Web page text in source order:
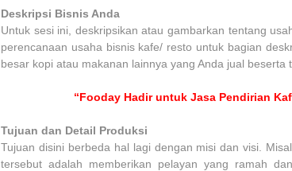
Deskripsi Bisnis Anda
Untuk sesi ini, deskripsikan atau gambarkan tentang
perencanaan usaha bisnis kafe/ resto untuk bagian
besar kopi atau makanan lainnya yang Anda jual beserta
“Fooday Hadir untuk Jasa Pendirian
Tujuan dan Detail Produksi
Tujuan disini berbeda hal lagi dengan misi dan visi.
tersebut adalah memberikan pelayan yang ramah